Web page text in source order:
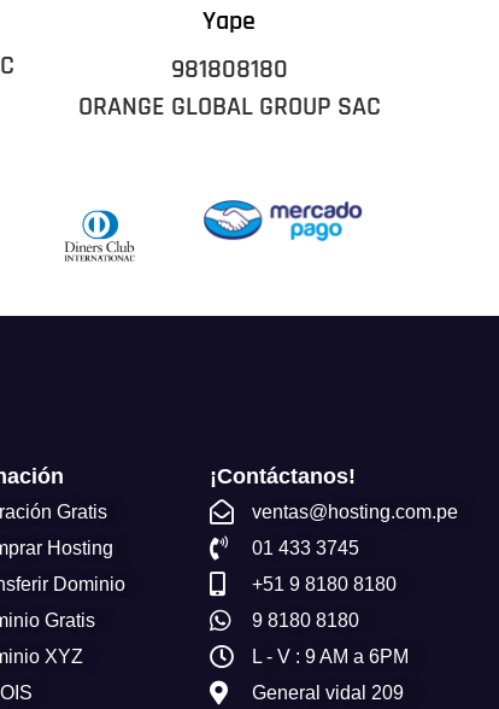
Yape
981808180
ORANGE GLOBAL GROUP SAC
Gratis
Hosting
Dominio
Gratis
XYZ
¡Contáctanos!
ventas@hosting.com.pe
01 433 3745
+51 9 8180 8180
9 8180 8180
L - V : 9 AM a 6PM
General vidal 209